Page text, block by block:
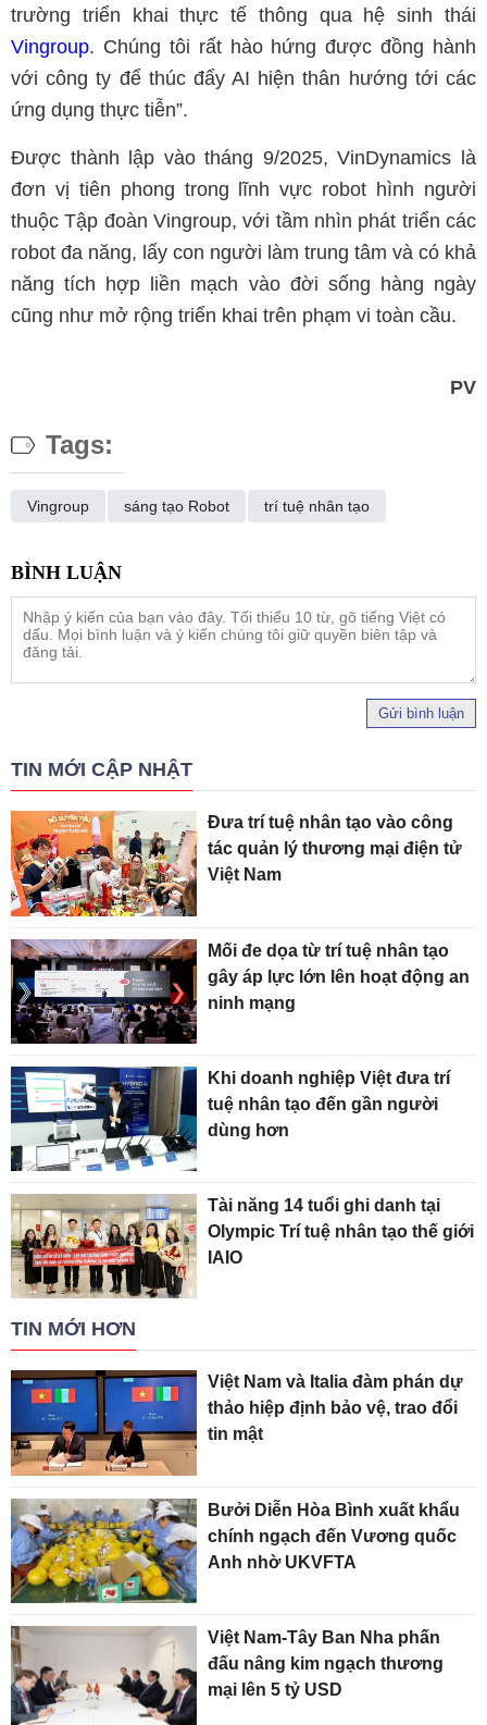
trường triển khai thực tế thông qua hệ sinh thái
Vingroup. Chúng tôi rất hào hứng được đồng hành
với công ty để thúc đẩy AI hiện thân hướng tới các
ứng dụng thực tiễn”.
Được thành lập vào tháng 9/2025, VinDynamics là
đơn vị tiên phong trong lĩnh vực robot hình người
thuộc Tập đoàn Vingroup, với tầm nhìn phát triển các
robot đa năng, lấy con người làm trung tâm và có khả
năng tích hợp liền mạch vào đời sống hàng ngày
cũng như mở rộng triển khai trên phạm vi toàn cầu.
PV
Tags:
Vingroup sáng tạo Robot trí tuệ nhân tạo
Gửi bình luận
TIN MỚI CẬP NHẬT
Đưa trí tuệ nhân tạo vào công
tác quản lý thương mại điện tử
Việt Nam
Mối đe dọa từ trí tuệ nhân tạo
gây áp lực lớn lên hoạt động an
ninh mạng
Khi doanh nghiệp Việt đưa trí
tuệ nhân tạo đến gần người
dùng hơn
Tài năng 14 tuổi ghi danh tại
Olympic Trí tuệ nhân tạo thế giới
IAIO
TIN MỚI HƠN
Việt Nam và Italia đàm phán dự
thảo hiệp định bảo vệ, trao đổi
tin mật
Bưởi Diễn Hòa Bình xuất khẩu
chính ngạch đến Vương quốc
Anh nhờ UKVFTA
Việt Nam-Tây Ban Nha phấn
đấu nâng kim ngạch thương
mại lên 5 tỷ USD